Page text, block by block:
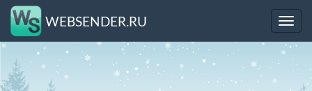
WEBSENDER.RU